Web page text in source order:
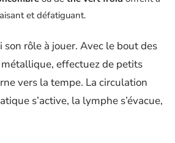
et défatiguant.
son rôle à jouer. Avec le bout des
effectuez de petits
vers la tempe. La circulation
s’active, la lymphe s’évacue,